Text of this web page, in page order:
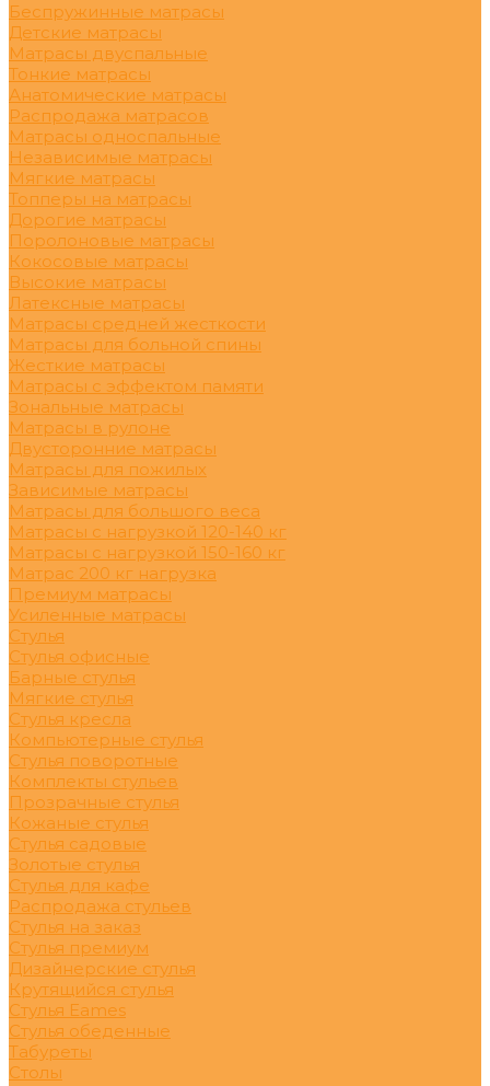
Беспружинные матрасы
Детские матрасы
Матрасы двуспальные
Тонкие матрасы
Анатомические матрасы
Распродажа матрасов
Матрасы односпальные
Независимые матрасы
Мягкие матрасы
Топперы на матрасы
Дорогие матрасы
Поролоновые матрасы
Кокосовые матрасы
Высокие матрасы
Латексные матрасы
Матрасы средней жесткости
Матрасы для больной спины
Жесткие матрасы
Матрасы с эффектом памяти
Зональные матрасы
Матрасы в рулоне
Двусторонние матрасы
Матрасы для пожилых
Зависимые матрасы
Матрасы для большого веса
Матрасы с нагрузкой 120-140 кг
Матрасы с нагрузкой 150-160 кг
Матрас 200 кг нагрузка
Премиум матрасы
Усиленные матрасы
Стулья
Стулья офисные
Барные стулья
Мягкие стулья
Стулья кресла
Компьютерные стулья
Стулья поворотные
Комплекты стульев
Прозрачные стулья
Кожаные стулья
Стулья садовые
Золотые стулья
Стулья для кафе
Распродажа стульев
Стулья на заказ
Стулья премиум
Дизайнерские стулья
Крутящийся стулья
Стулья Eames
Стулья обеденные
Табуреты
Столы